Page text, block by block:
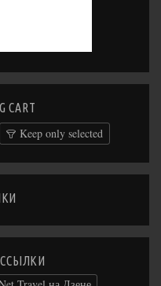
CART
Keep only selected